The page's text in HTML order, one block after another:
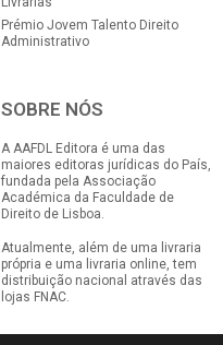
Prémio Jovem Talento Direito
Administrativo
SOBRE NÓS
A AAFDL Editora é uma das
maiores editoras jurídicas do País,
fundada pela Associação
Académica da Faculdade de
Direito de Lisboa.
Atualmente, além de uma livraria
própria e uma livraria online, tem
distribuição nacional através das
lojas FNAC.